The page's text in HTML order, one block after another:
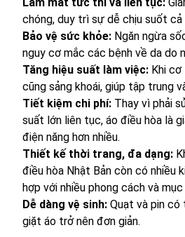
chóng, duy trì sự dễ chịu suốt cả
Bảo vệ sức khỏe: Ngăn ngừa
nguy cơ mắc các bệnh về da do
Tăng hiệu suất làm việc: Khi
cũng sảng khoái, giúp tập trung
Tiết kiệm chi phí: Thay vì phải
suất lớn liên tục, áo điều hòa là
điện năng hơn nhiều.
Thiết kế thời trang, đa dạng:
điều hòa Nhật Bản còn có nhiều
hợp với nhiều phong cách và
Dễ dàng vệ sinh: Quạt và pin có
giặt áo trở nên đơn giản.